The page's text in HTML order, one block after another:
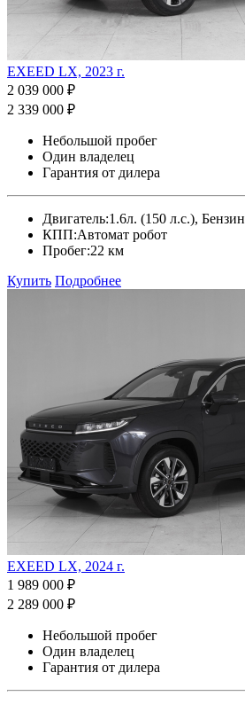
EXEED LX, 2023 г.
2 039 000 ₽
2 339 000 ₽
Небольшой пробег
Один владелец
Гарантия от дилера
Двигатель:1.6л. (150 л.с.), Бензин
КПП:Автомат робот
Пробег:22 км
Купить Подробнее
EXEED LX, 2024 г.
1 989 000 ₽
2 289 000 ₽
Небольшой пробег
Один владелец
Гарантия от дилера